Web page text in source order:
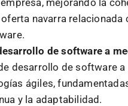
navarra relacionada
de software a
desarrollo de software
ágiles,
y la adaptabilidad.